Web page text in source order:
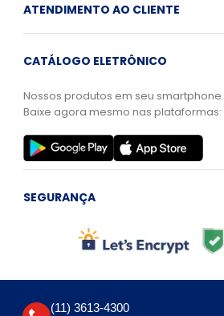
ATENDIMENTO AO CLIENTE
CATÁLOGO ELETRÔNICO
Nossos produtos em seu smartphone.
Baixe agora mesmo nas plataformas:
SEGURANÇA
(11) 3613-4300